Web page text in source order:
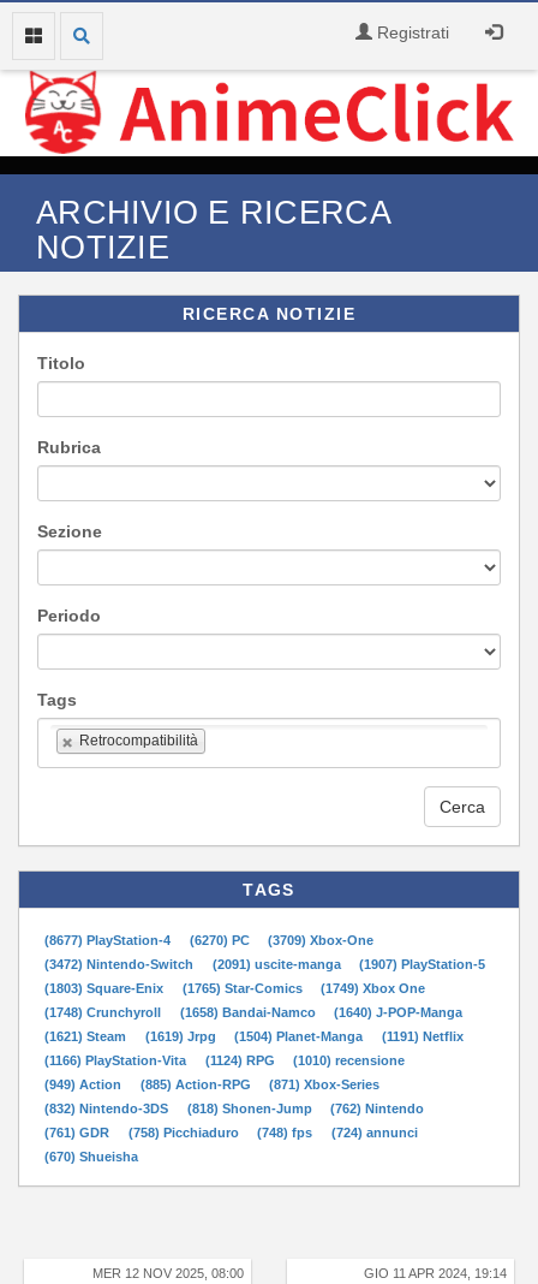
Registrati
ARCHIVIO E RICERCA
NOTIZIE
RICERCA NOTIZIE
Titolo
Rubrica
Sezione
Periodo
Tags
Retrocompatibilità
Cerca
TAGS
(8677) PlayStation-4 (6270) PC
(3709) Xbox-One
(3472) Nintendo-Switch
(2091) uscite-manga
(1907) PlayStation-5
(1803) Square-Enix
(1765) Star-Comics
(1749) Xbox One
(1748) Crunchyroll
(1658) Bandai-Namco
(1640) J-POP-Manga
(1621) Steam
(1619) Jrpg (1504) Planet-Manga
(1191) Netflix
(1166) PlayStation-Vita
(1124) RPG
(1010) recensione
(949) Action
(885) Action-RPG
(871) Xbox-Series
(832) Nintendo-3DS
(818) Shonen-Jump
(762) Nintendo
(761) GDR
(758) Picchiaduro (748) fps
(724) annunci
(670) Shueisha
MER 12 NOV 2025, 08:00 GIO 11 APR 2024, 19:14